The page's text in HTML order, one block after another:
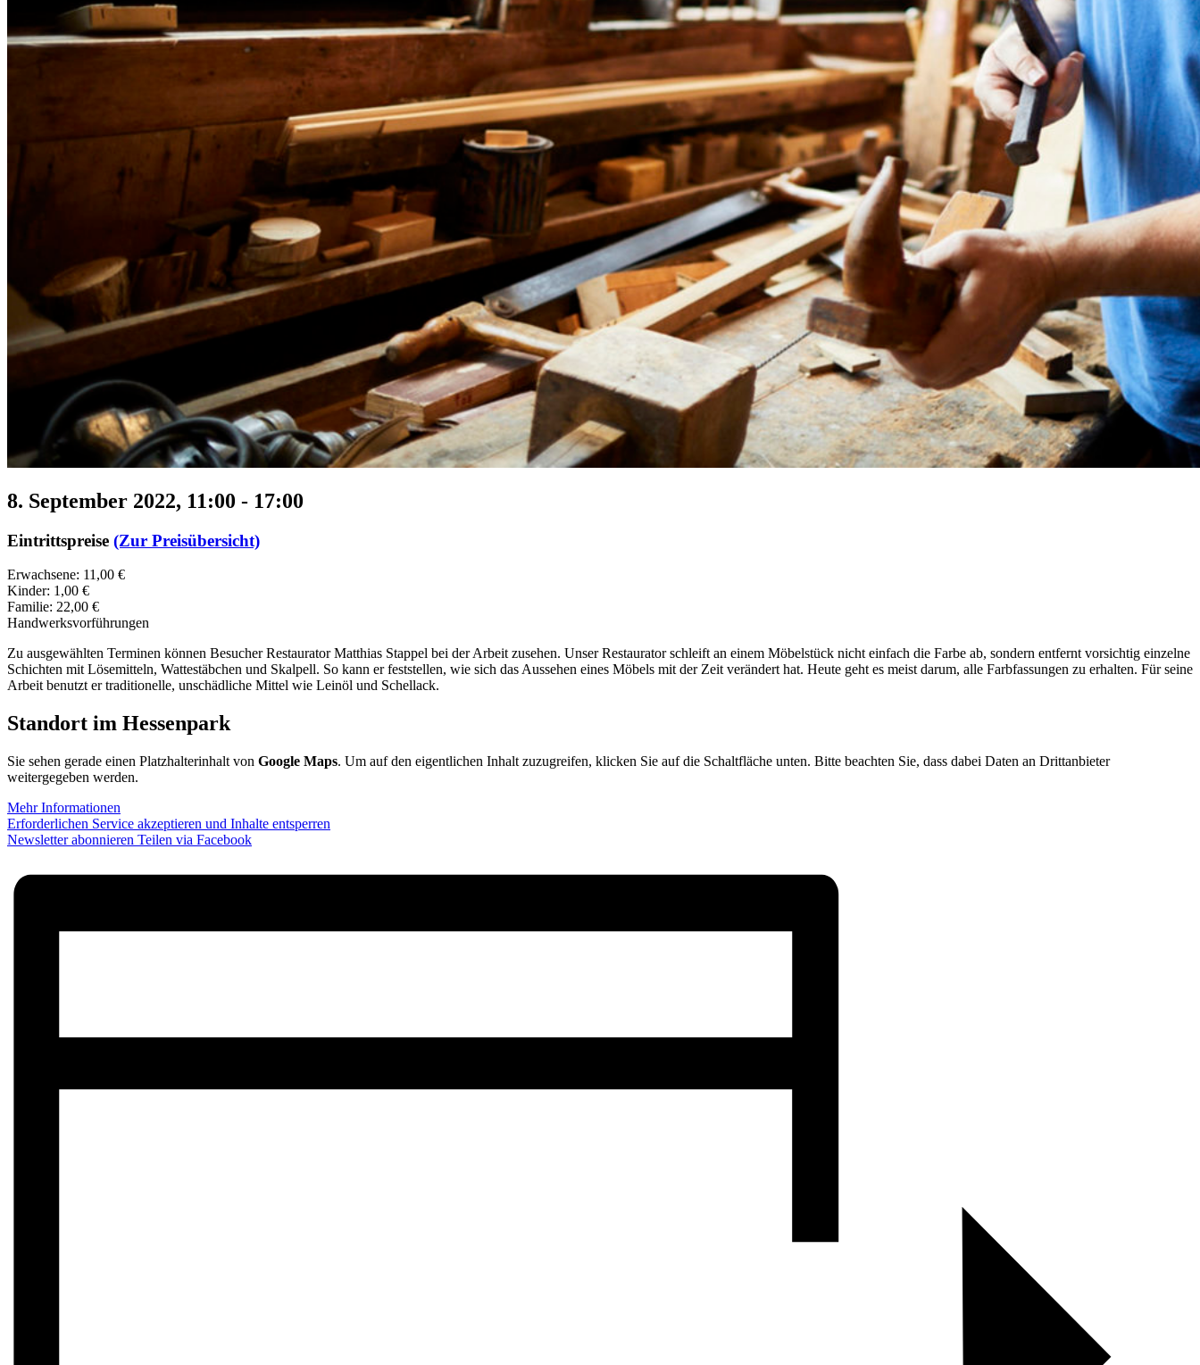
8. September 2022, 11:00 - 17:00
Eintrittspreise (Zur Preisübersicht)
Erwachsene: 11,00 €
Kinder: 1,00 €
Familie: 22,00 €
Handwerksvorführungen
Zu ausgewählten Terminen können Besucher Restaurator Matthias Stappel bei der Arbeit zusehen. Unser Restaurator schleift an einem Möbelstück nicht einfach die Farbe ab, sondern entfernt vorsichtig einzelne
Schichten mit Lösemitteln, Wattestäbchen und Skalpell. So kann er feststellen, wie sich das Aussehen eines Möbels mit der Zeit verändert hat. Heute geht es meist darum, alle Farbfassungen zu erhalten. Für seine
Arbeit benutzt er traditionelle, unschädliche Mittel wie Leinöl und Schellack.
Standort im Hessenpark
Sie sehen gerade einen Platzhalterinhalt von Google Maps. Um auf den eigentlichen Inhalt zuzugreifen, klicken Sie auf die Schaltfläche unten. Bitte beachten Sie, dass dabei Daten an Drittanbieter
weitergegeben werden.
Mehr Informationen
Erforderlichen Service akzeptieren und Inhalte entsperren
Newsletter abonnieren Teilen via Facebook